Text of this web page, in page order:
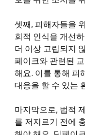
셋째, 피해자들을
회적 인식을 개선
더 이상 고립되지
페이크와 관련된
해요. 이를 통해 피
대응을 할 수 있는
마지막으로, 법적
를 저지르기 전에